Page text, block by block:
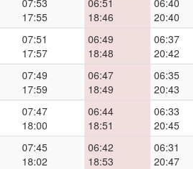
07:53
17:55
06:51
18:46
06:40
20:40
07:51
17:57
06:49
18:48
06:37
20:42
07:49
17:59
06:47
18:49
06:35
20:43
07:47
18:00
06:44
18:51
06:33
20:45
07:45
18:02
06:42
18:53
06:31
20:47